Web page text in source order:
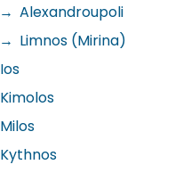
→ Alexandroupoli
→ Limnos (Mirina)
Ios
Kimolos
Milos
Kythnos